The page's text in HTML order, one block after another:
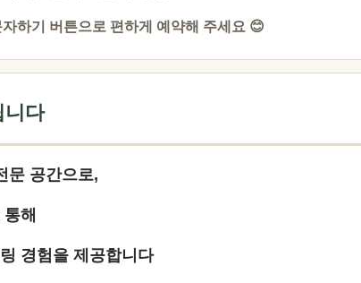
자하기 버튼으로 편하게 예약해 주세요 😊
니다
문 공간으로,
해
경험을 제공합니다